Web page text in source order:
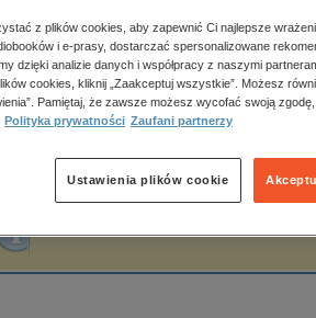
polityka, społeczno-informacyjne
psychologiczne
popularno-naukowe
historia
główna Mirosława Zachaś-Lewandowska
Zachaś-
z plików cookies, aby zapewnić Ci najlepsze
i e-prasy, dostarczać spersonalizowane
dzięki analizie danych i współpracy z naszymi
cookies, kliknij „Zaakceptuj wszystkie”. Możesz
Pamiętaj, że zawsze możesz wycofać swoją
Polityka prywatności Zaufani partnerzy
Ustawienia plików cookie